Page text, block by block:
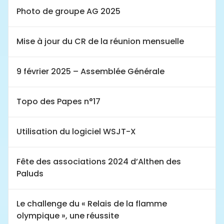
Photo de groupe AG 2025
Mise à jour du CR de la réunion mensuelle
9 février 2025 – Assemblée Générale
Topo des Papes n°17
Utilisation du logiciel WSJT-X
Fête des associations 2024 d’Althen des
Paluds
Le challenge du « Relais de la flamme
olympique », une réussite